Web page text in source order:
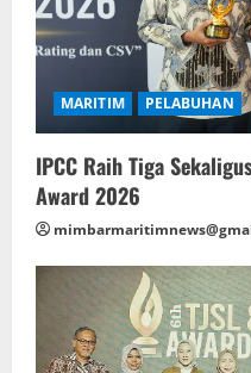
MARITIM PELABUHAN
IPCC Raih Tiga
Award 2026